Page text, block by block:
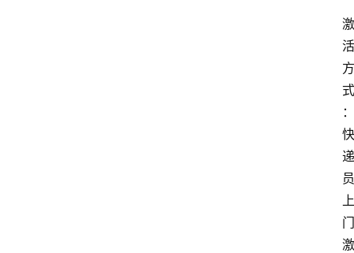
激
活
方
式
：
快
递
员
上
门
激